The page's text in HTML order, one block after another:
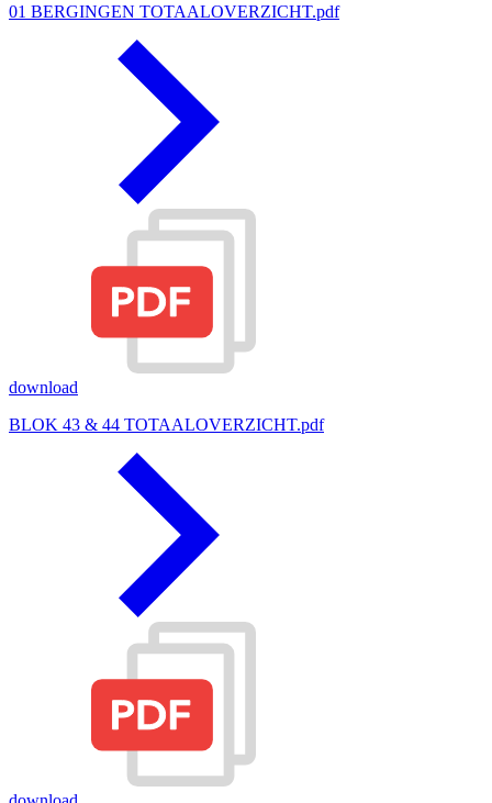
01 BERGINGEN TOTAALOVERZICHT.pdf
download
BLOK 43 & 44 TOTAALOVERZICHT.pdf